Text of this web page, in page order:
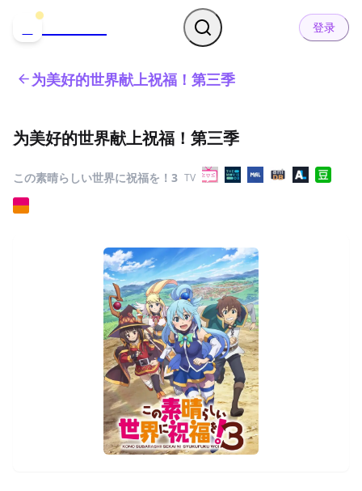
登录
为美好的世界献上祝福！第三季
为美好的世界献上祝福！第三季
この素晴らしい世界に祝福を！3 TV